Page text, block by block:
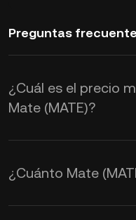
Preguntas
¿Cuál es el precio
Mate (MATE)?
¿Cuánto Mate